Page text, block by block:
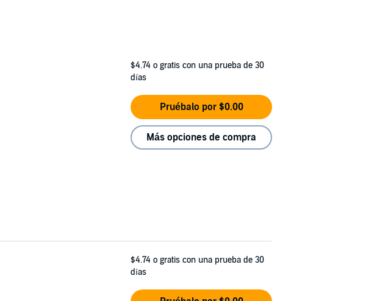
$4.74 o gratis con una prueba de 30
días
Pruébalo por $0.00
Más opciones de compra
$4.74 o gratis con una prueba de 30
días